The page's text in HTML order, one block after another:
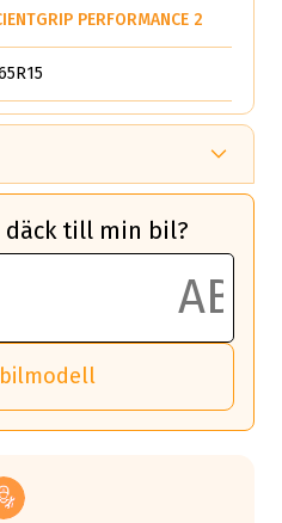
PERFORMANCE 2
från klass A
bättre
G däck.
km,
med ett
däck till min bil?